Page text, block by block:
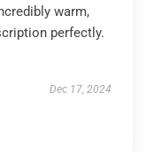
warm,
perfectly.
Dec 17, 2024